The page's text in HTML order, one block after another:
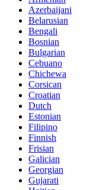
Azerbaijani
Belarusian
Bengali
Bosnian
Bulgarian
Cebuano
Chichewa
Corsican
Croatian
Dutch
Estonian
Filipino
Finnish
Frisian
Galician
Georgian
Gujarati